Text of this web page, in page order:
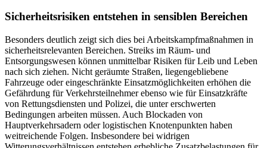
Sicherheitsrisiken entstehen in sensiblen Bereichen
Besonders deutlich zeigt sich dies bei Arbeitskampfmaßnahmen in
sicherheitsrelevanten Bereichen. Streiks im Räum- und
Entsorgungswesen können unmittelbar Risiken für Leib und Leben
nach sich ziehen. Nicht geräumte Straßen, liegengebliebene
Fahrzeuge oder eingeschränkte Einsatzmöglichkeiten erhöhen die
Gefährdung für Verkehrsteilnehmer ebenso wie für Einsatzkräfte
von Rettungsdiensten und Polizei, die unter erschwerten
Bedingungen arbeiten müssen. Auch Blockaden von
Hauptverkehrsadern oder logistischen Knotenpunkten haben
weitreichende Folgen. Insbesondere bei widrigen